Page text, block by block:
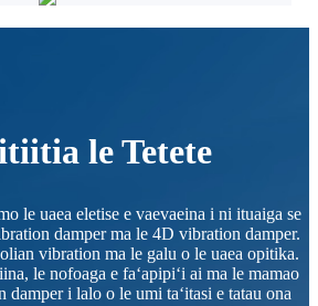
le Tetete
le uaea eletise e vaevaeina i ni ituaiga se
damper ma le 4D vibration damper.
vibration ma le galu o le uaea opitika.
le nofoaga e faʻapipiʻi ai ma le mamao
damper i lalo o le umi taʻitasi e tatau ona